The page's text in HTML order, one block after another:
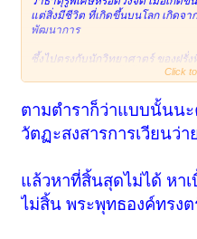
แต่สิ่งมีชีวิต ที่เกิดขึ้นบนโลก เกิดจา
พัฒนาการ
ซึ้งไปตรงกับนักวิทยาศาตร์ ของฝรั่
ไม่มีแขน ขา อะไรทั้งนั้น เป็นเซล เ
2. จิตใช่เราหรือเปล่าครับ ถ้าไม่ใช่
ตอบครับ จิตคือท่าน ตัวท่านจริงๆก็
เพราะอยู่เหนือการควบคุม ร่างกาย
ควบคุมไม่ได้มันจะไช่ของเราไหม?
ต้องควบคุมได้ งี้เป็นต้น
3. จำนวนของดวงจิตทั้งหมด (นับร
Click to
ตามตำราก็ว่าแบบนั้นน
วัตฏะสงสารการเวียนว่
แล้วหาที่สิ้นสุดไม่ได้ หา
ไม่สิ้น พระพุทธองค์ทรง